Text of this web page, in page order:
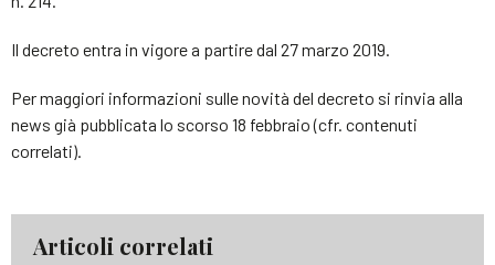
Il decreto entra in vigore a partire dal 27 marzo 2019.
Per maggiori informazioni sulle novità del decreto si rinvia alla
news già pubblicata lo scorso 18 febbraio (cfr. contenuti
correlati).
Articoli correlati